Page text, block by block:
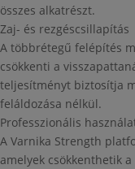
összes alkatrészt.
Zaj- és rezgéscsillapítás
A többrétegű felépítés
csökkenti a
teljesítményt biztosítja
feláldozása nélkül.
Professzionális
A Varnika Strength
amelyek csökkenthetik